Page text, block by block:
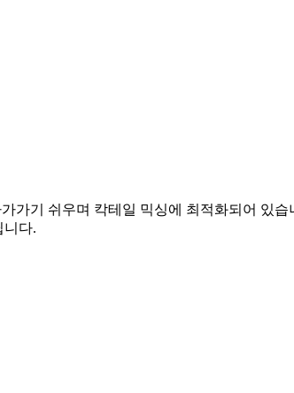
가기 쉬우며 칵테일 믹싱에 최적화되어 있
니다.